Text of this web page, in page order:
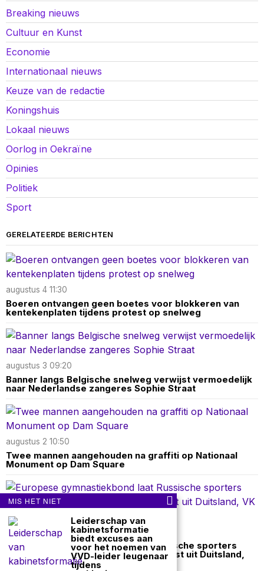
Breaking nieuws
Cultuur en Kunst
Economie
Internationaal nieuws
Keuze van de redactie
Koningshuis
Lokaal nieuws
Oorlog in Oekraïne
Opinies
Politiek
Sport
GERELATEERDE BERICHTEN
augustus 4 11:30
Boeren ontvangen geen boetes voor blokkeren van
kentekenplaten tijdens protest op snelweg
augustus 3 09:20
Banner langs Belgische snelweg verwijst vermoedelijk
naar Nederlandse zangeres Sophie Straat
augustus 2 10:50
Twee mannen aangehouden na graffiti op Nationaal
Monument op Dam Square
juli 30 15:25
Europese gymnastiekbond laat Russische sporters
weer toe met vlag en volkslied; protest uit Duitsland,
VK en Zweden
MIS HET NIET
Leiderschap van
kabinetsformatie
biedt excuses aan
voor het noemen van
VVD-leider leugenaar
tijdens